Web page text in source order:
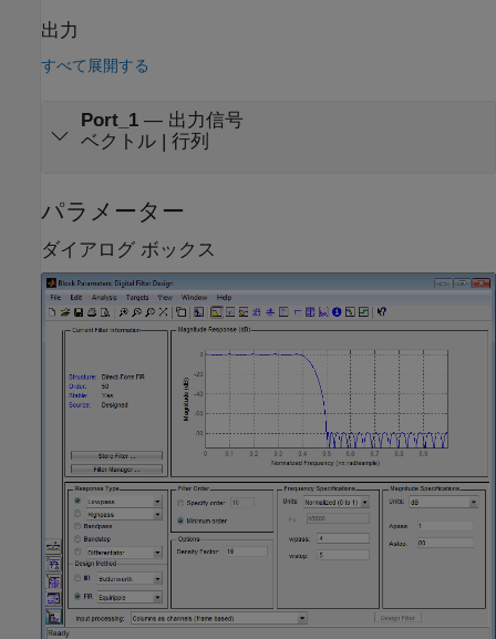
出力
すべて展開する
Port_1— 出力信号
ベクトル | 行列
パラメーター
ダイアログ ボックス